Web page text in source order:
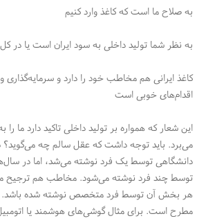
به صلاح ما است که کاغذ وارد کنیم
به نظر شما تولید داخلی به سود ایران است یا در
کاغذ ایرانی هم مخاطب خود را دارد و سرمایه‌گذاری
اقدام‌های خوبی است
این شعار که همواره بر تولید داخلی تاکید دارد ما
می‌برد. باید توجه داشت که عقل سالم چه
دانشگاهی توسط یک فرد نوشته می‌شد، اما در
توسط چند فرد نوشته می‌شود. مخاطب هم ترجیح
هر بخش آن توسط فرد متخصص نوشته شده باشد.
مطرح است. برای مثال گوشی‌های هوشمند یا